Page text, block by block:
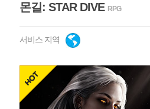
몬길: STAR DIVE RPG
서비스 지역